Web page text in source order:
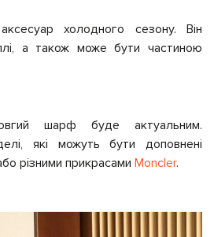
холодного сезону. Він
а також може бути частиною
шарф буде актуальним.
які можуть бути доповнені
різними прикрасами Moncler.